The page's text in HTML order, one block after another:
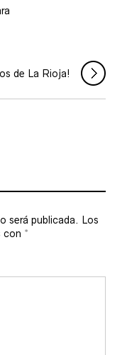
de La Rioja!
será publicada. Los
con *